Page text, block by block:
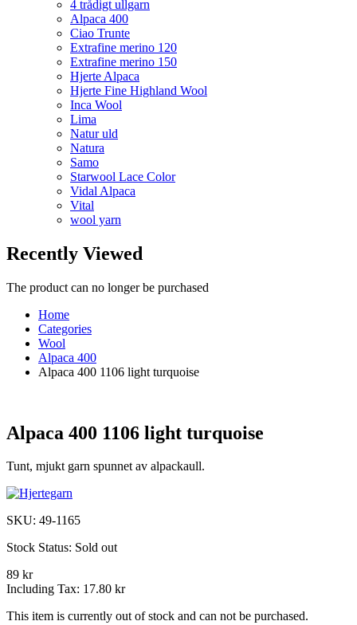
4 trådigt ullgarn
Alpaca 400
Ciao Trunte
Extrafine merino 120
Extrafine merino 150
Hjerte Alpaca
Hjerte Fine Highland Wool
Inca Wool
Lima
Natur uld
Natura
Samo
Starwool Lace Color
Vidal Alpaca
Vital
wool yarn
Recently Viewed
The product can no longer be purchased
Home
Categories
Wool
Alpaca 400
Alpaca 400 1106 light turquoise
Alpaca 400 1106 light turquoise
Tunt, mjukt garn spunnet av alpackaull.
SKU: 49-1165
Stock Status: Sold out
89 kr
Including Tax: 17.80 kr
This item is currently out of stock and can not be purchased.